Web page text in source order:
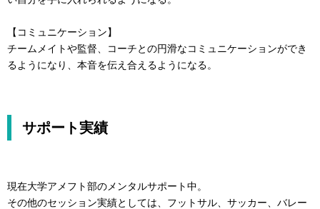
【コミュニケーション】
チームメイトや監督、コーチとの円滑なコミュニケーションができ
るようになり、本音を伝え合えるようになる。
サポート実績
現在大学アメフト部のメンタルサポート中。
その他のセッション実績としては、フットサル、サッカー、バレー